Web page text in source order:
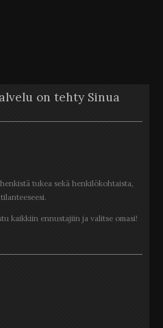
on tehty Sinua
tukea sekä henkilökohtaista,
kaikkiin ennustajiin ja valitse omasi!